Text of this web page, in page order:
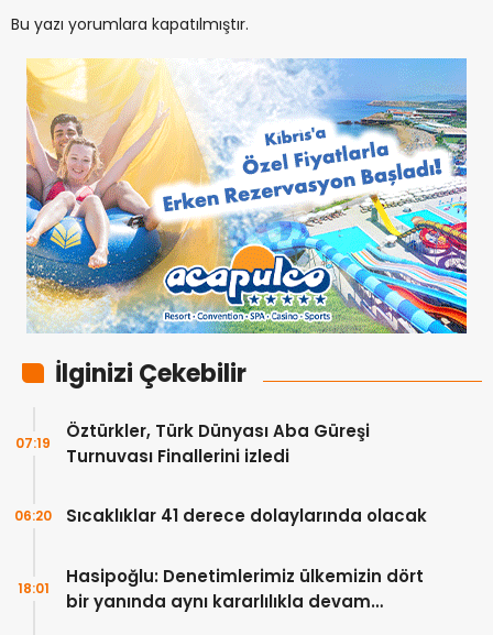
Bu yazı yorumlara kapatılmıştır.
İlginizi Çekebilir
Öztürkler, Türk Dünyası Aba Güreşi
Turnuvası Finallerini izledi
07:19
Sıcaklıklar 41 derece dolaylarında olacak
06:20
Hasipoğlu: Denetimlerimiz ülkemizin dört
bir yanında aynı kararlılıkla devam
18:01